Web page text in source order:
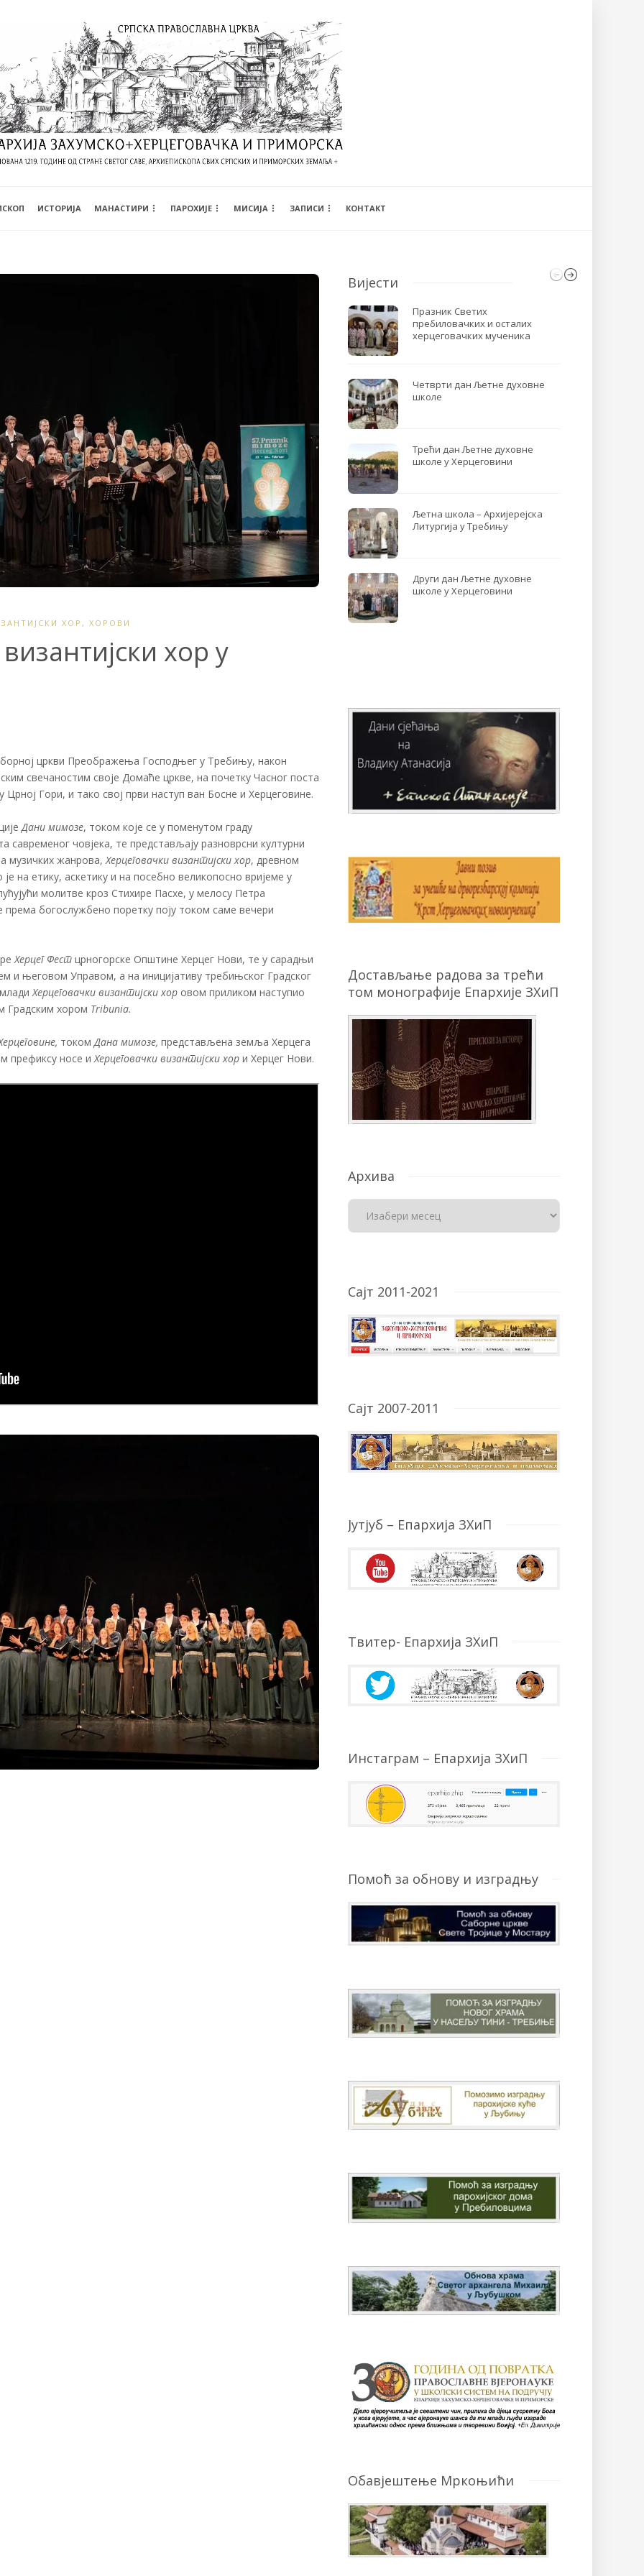
ИСТОРИЈА МАНАСТИРИ ПАРОХИЈЕ МИСИЈА ЗАПИСИ КОНТАКТ
ХОР , ХОРОВИ
хор у
цркви Преображења Господњег у Требињу, након
свечаностим своје Домаће цркве, на почетку Часног поста
Гори, и тако свој први наступ ван Босне и Херцеговине.
Дани мимозе, током које се у поменутом граду
савременог човјека, те представљају разноврсни културни
музичких жанрова,Херцеговачки византијски хор, древном
на етику, аскетику и на посебно великопосно вријеме у
молитве кроз Стихире Пасхе, у мелосу Петра
према богослужбено поретку поју током саме вечери
Херцег Фест црногорске Општине Херцег Нови, те у сарадњи
његовом Управом, а на иницијативу требињског Градског
Херцеговачки византијски хор овом приликом наступио
Градским хором Tribunia.
токомДана мимозе, представљена земља Херцега
префиксу носе иХерцеговачки византијски хор и Херцег Нови.
Вијести
Празник Светих
пребиловачких и осталих
херцеговачких мученика
Четврти дан Љетне духовне
школе
Трећи дан Љетне духовне
школе у Херцеговини
Љетна школа – Архијерејска
Литургија у Требињу
Други дан Љетне духовне
школе у Херцеговини
Достављање радова за трећи
том монографије Епархије ЗХиП
Архива
Сајт 2011-2021
Сајт 2007-2011
Јутјуб – Епархија ЗХиП
Твитер- Епархија ЗХиП
Инстаграм – Епархија ЗХиП
Помоћ за обнову и изградњу
Обавјештење Мркоњићи